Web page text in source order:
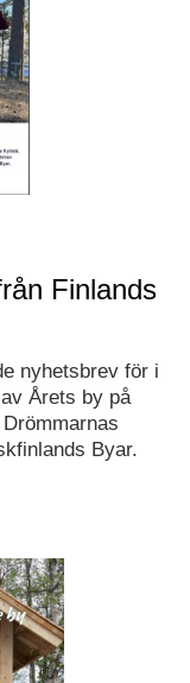
Finlands
nyhetsbrev för i
Årets by på
Byar.